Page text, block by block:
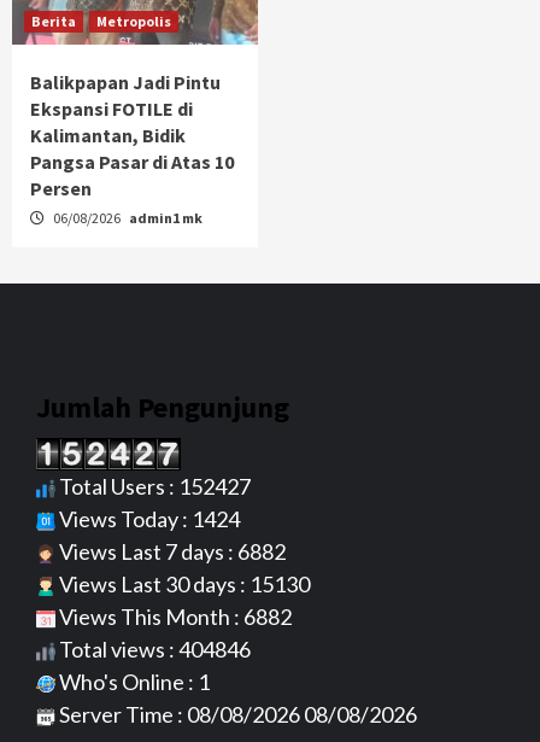
Berita Metropolis
Balikpapan Jadi Pintu
Ekspansi FOTILE di
Kalimantan, Bidik
Pangsa Pasar di Atas 10
Persen
06/08/2026 admin1 mk
Jumlah Pengunjung
Total Users : 152427
Views Today : 1424
Views Last 7 days : 6882
Views Last 30 days : 15130
Views This Month : 6882
Total views : 404846
Who's Online : 1
Server Time : 08/08/2026 08/08/2026